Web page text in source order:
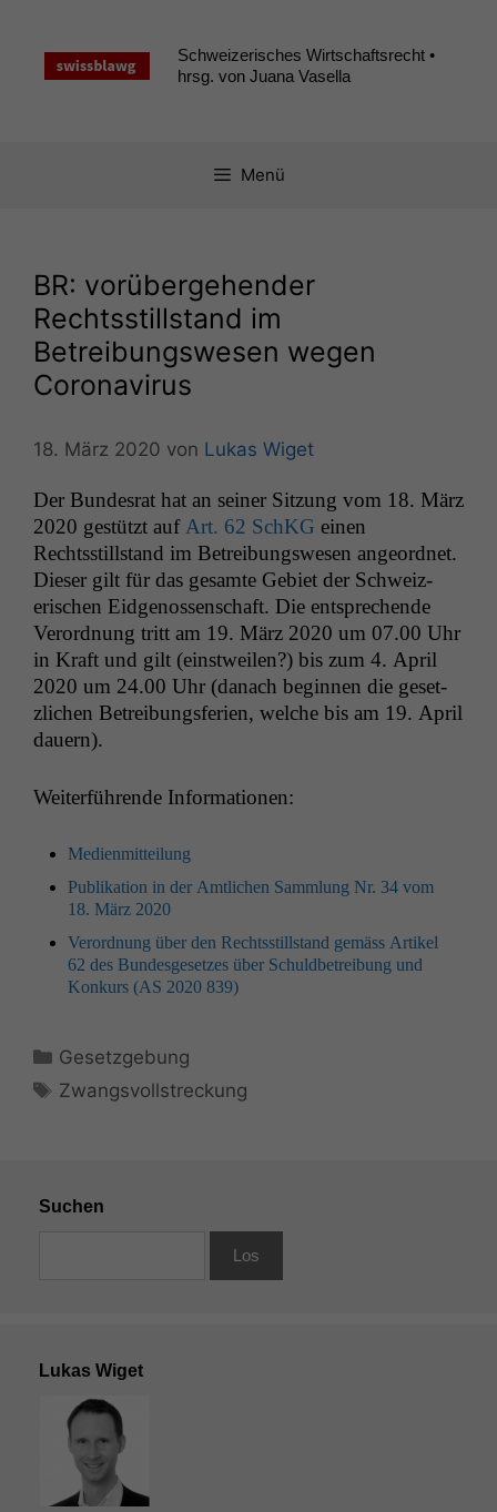
springen
Schweizerisches Wirtschaftsrecht •
hrsg. von Juana Vasella
Menü
BR: vorübergehender
Rechtsstillstand im
Betreibungswesen wegen
Coronavirus
18. März 2020 von Lukas Wiget
Der Bun­desrat hat an sein­er Sitzung vom 18. März
2020 gestützt auf Art. 62 SchKG einen
Rechtsstill­stand im Betrei­bungswe­sen ange­ord­net.
Dieser gilt für das gesamte Gebi­et der Schweiz­
erischen Eidgenossen­schaft. Die entsprechende
Verord­nung tritt am 19. März 2020 um 07.00 Uhr
in Kraft und gilt (einst­weilen?) bis zum 4. April
2020 um 24.00 Uhr (danach begin­nen die geset­
zlichen Betrei­bungs­fe­rien, welche bis am 19. April
dauern).
Weit­er­führende Informationen:
Medi­en­mit­teilung
Pub­lika­tion in der Amtlichen Samm­lung Nr. 34 vom
18. März 2020
Verord­nung über den Rechtsstill­stand gemäss Artikel
62 des Bun­des­ge­set­zes über Schuld­be­trei­bung und
Konkurs (AS 2020 839)
Kategorien
Gesetzgebung
Schlagwörter
Zwangsvollstreckung
Suchen
Lukas Wiget